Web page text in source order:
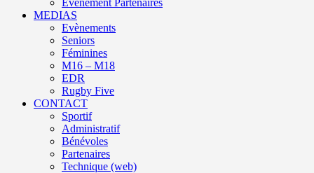
Evénement Partenaires
MEDIAS
Evènements
Seniors
Féminines
M16 – M18
EDR
Rugby Five
CONTACT
Sportif
Administratif
Bénévoles
Partenaires
Technique (web)